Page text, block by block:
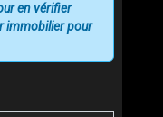
en vérifier
immobilier pour